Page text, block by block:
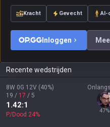
Kracht Gevecht AI-
Inloggen
Recente wedstrijden
8W 0G 12V (40%)
19 / 17 / 5
1.42:1
P/Dood 24%
47%